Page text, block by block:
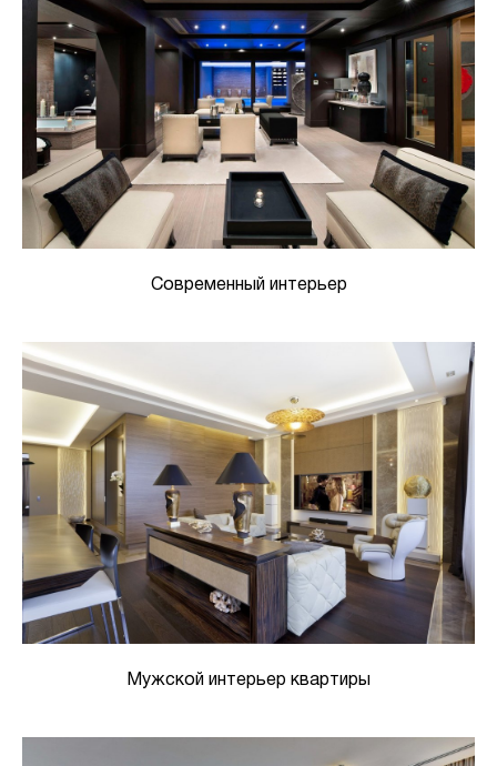
Современный интерьер
Мужской интерьер квартиры